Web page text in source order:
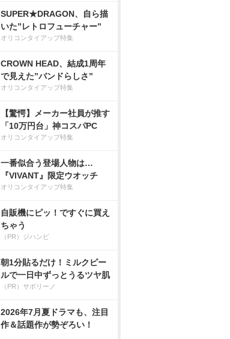
SUPER★DRAGON、自ら描
いた”レトロフューチャー”
オリコンタイアップ特集
CROWN HEAD、結成1周年
で見えた”バンドらしさ”
オリコンタイアップ特集
【驚愕】メーカー社員が推す
「10万円台」神コスパPC
オリコンタイアップ特集
一番似合う登場人物は…
『VIVANT』限定ウオッチ
オリコンタイアップ特集
自販機にピッ！ですぐに買え
ちゃう
（PR）ジハンピ
朝1分貼るだけ！ミルクピー
ルで一日中ずっとうるツヤ肌
（PR）サボリーノ
2026年7月夏ドラマも、注目
作＆話題作が勢ぞろい！